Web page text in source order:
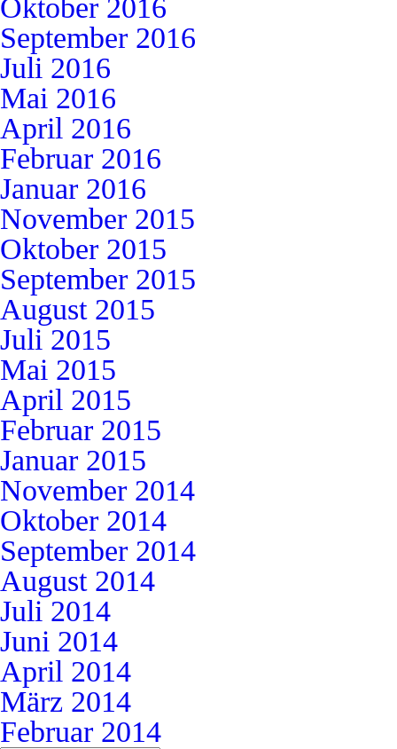
Oktober 2016
September 2016
Juli 2016
Mai 2016
April 2016
Februar 2016
Januar 2016
November 2015
Oktober 2015
September 2015
August 2015
Juli 2015
Mai 2015
April 2015
Februar 2015
Januar 2015
November 2014
Oktober 2014
September 2014
August 2014
Juli 2014
Juni 2014
April 2014
März 2014
Februar 2014